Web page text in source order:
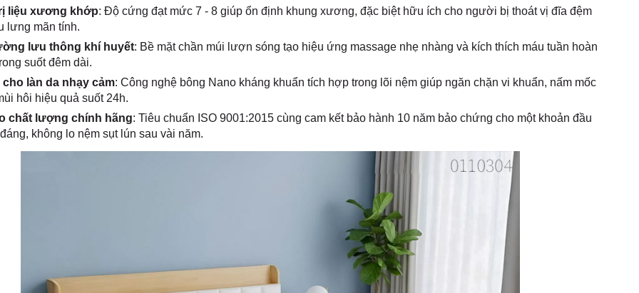
liệu xương khớp: Độ cứng đạt mức 7 - 8 giúp ổn định khung xương, đặc biệt hữu ích cho người bị thoát vị đĩa đệm
lưng mãn tính.
lưu thông khí huyết: Bề mặt chần múi lượn sóng tạo hiệu ứng massage nhẹ nhàng và kích thích máu tuần hoàn
suốt đêm dài.
cho làn da nhạy cảm: Công nghệ bông Nano kháng khuẩn tích hợp trong lõi nệm giúp ngăn chặn vi khuẩn, nấm mốc
hôi hiệu quả suốt 24h.
chất lượng chính hãng: Tiêu chuẩn ISO 9001:2015 cùng cam kết bảo hành 10 năm bảo chứng cho một khoản đầu
không lo nệm sụt lún sau vài năm.